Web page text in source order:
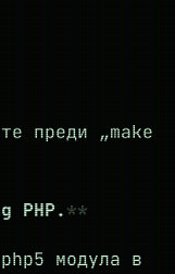
преди „make
PHP.
модула в